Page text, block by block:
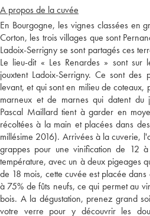
A propos de la cuvée
En Bourgogne, les vignes classées en
Corton, les trois villages que sont
Ladoix-Serrigny se sont partagés ces
Le lieu-dit « Les Renardes » sont sur
jouxtent Ladoix-Serrigny. Ce sont
levant, et qui sont en milieu de coteaux,
marneux et de marnes qui datent du
Pascal Maillard tient à garder en
récoltées à la main et placées dans
millésime 2016). Arrivées à la cuverie,
grappes pour une vinification de 12
température, avec un à deux pigeages
de 18 mois, cette cuvée est placée
à 75% de fûts neufs, ce qui permet au
bois. A la dégustation, prenez grand
votre verre pour y découvrir les